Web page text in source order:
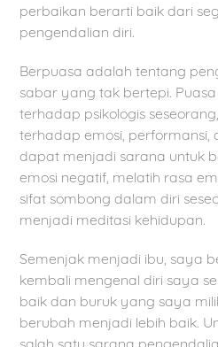
perbaikan berarti baik dari
pengendalian diri.
Berpuasa adalah tentang
sabar yang tak bertepi.
terhadap psikologis
terhadap emosi, performansi,
dapat menjadi sarana untuk
emosi negatif, melatih rasa
sifat sombong dalam diri
menjadi meditasi kehidupan.
Semenjak menjadi ibu, saya
kembali mengenal diri saya
baik dan buruk yang saya
berubah menjadi lebih baik.
salah satu sarana